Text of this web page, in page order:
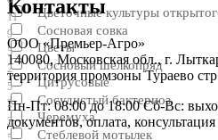
Цветочные культуры
9
Цветы
2
Цитрусовые
2
Черемуха
11
Сосновая совка
5
Сосновый шелкопряд
5
Сосудистый бактериоз
3
Стеблевой мотылек
Контакты
ООО «Премьер-Агро»
140080, Московская обл., г.
территория промзоны Тураево
Пн-Пт: 08:00 до 18:00 Сб-Вс:
документов, оплата,